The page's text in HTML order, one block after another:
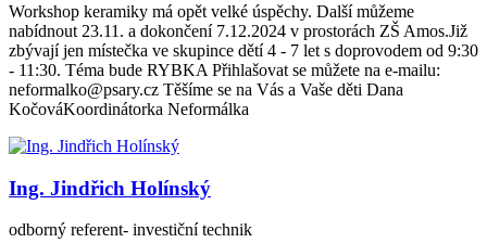
Workshop keramiky má opět velké úspěchy. Další můžeme
nabídnout 23.11. a dokončení 7.12.2024 v prostorách ZŠ Amos.Již
zbývají jen místečka ve skupince dětí 4 - 7 let s doprovodem od 9:30
- 11:30. Téma bude RYBKA Přihlašovat se můžete na e-mailu:
neformalko@psary.cz Těšíme se na Vás a Vaše děti Dana
KočováKoordinátorka Neformálka
Ing. Jindřich Holínský
odborný referent- investiční technik